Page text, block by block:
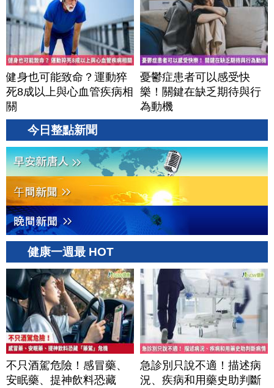
健身也可能致命？運動猝
死8成以上與心血管疾病相
關
憂鬱症患者可以感受快
樂！關鍵在缺乏期待與行
為動機
今日整點新聞
健康一週最 HOT
不只酒駕危險！感冒藥、
安眠藥、提神飲料恐藏
急診別只說不適！描述病
況、疾病和用藥史助判斷